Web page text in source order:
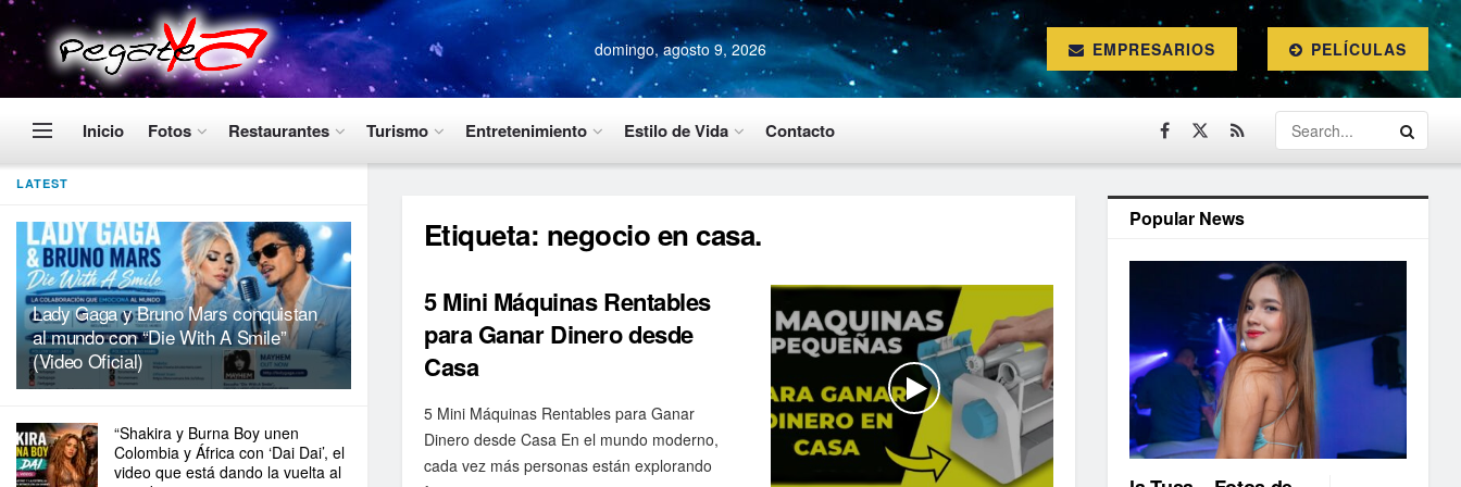
LATEST
Lady Gaga y Bruno Mars conquistan
al mundo con “Die With A Smile”
(Video Oficial)
“Shakira y Burna Boy unen
Colombia y África con ‘Dai Dai’, el
video que está dando la vuelta al
domingo, agosto 9, 2026 EMPRESARIOS PELÍCULAS
Inicio Fotos Restaurantes Turismo Entretenimiento Estilo de Vida Contacto
Etiqueta: negocio en casa.
5 Mini Máquinas Rentables
para Ganar Dinero desde
Casa
5 Mini Máquinas Rentables para Ganar
Dinero desde Casa En el mundo moderno,
cada vez más personas están explorando
Popular News